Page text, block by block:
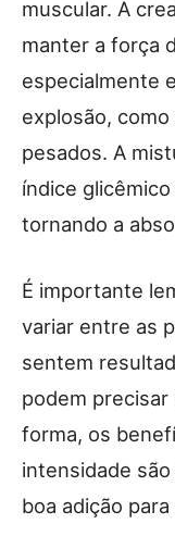
muscular. A
manter a força
especialmente
explosão,
pesados. A
índice
tornando a
É importante
variar entre as
sentem
podem
forma, os
intensidade
boa adição